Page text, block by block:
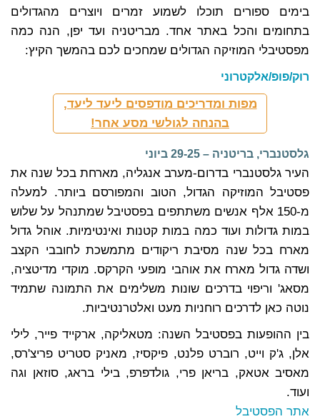
בימים ספורים תוכלו לשמוע זמרים ויוצרים מהגדולים
בתחומים והכל באתר אחד. מבריטניה ועד יפן, הנה כמה
מפסטיבלי המוזיקה הגדולים שמחכים לכם בהמשך הקיץ:
רוק/פופ/אלקטרוני
מפות ומדריכים מודפסים ליעד ליעד,
בהנחה לגולשי מסע אחר!
גלסטנברי, בריטניה – 29-25 ביוני
העיר גלסטנברי בדרום-מערב אנגליה, מארחת בכל שנה את
פסטיבל המוזיקה הגדול, הטוב והמפורסם ביותר. למעלה
מ-150 אלף אנשים משתתפים בפסטיבל שמתנהל על שלוש
במות גדולות ועוד כמה במות קטנות ואינטימיות. אוהל גדול
מארח בכל שנה מסיבת ריקודים מתמשכת לחובבי הקצב
ושדה גדול מארח את אוהבי מופעי הקרקס. מוקדי מדיטציה,
מסאג' וריפוי בדרכים שונות משלימים את התמונה שתמיד
נוטה כאן לדרכים רוחניות מעט ואלטרנטיביות.
בין ההופעות בפסטיבל השנה: מטאליקה, ארקייד פייר, לילי
אלן, ג'ק וייט, רוברט פלנט, פיקסיז, מאניק סטריט פריצ'רס,
מאסיב אטאק, בריאן פרי, גולדפרפ, בילי בראג, סוזאן וגה
ועוד.
אתר הפסטיבל